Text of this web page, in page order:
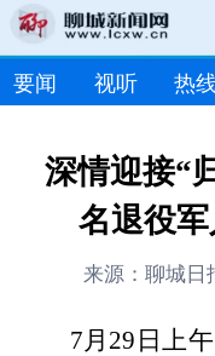
要闻 视听 热
深情迎接“
名退役
来源：聊城
7月29日上午